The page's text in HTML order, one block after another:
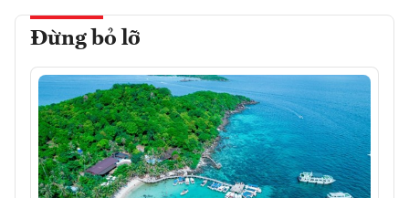
Đừng bỏ lỡ